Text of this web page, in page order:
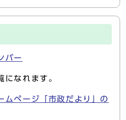
バー
になれます。
ムページ「市政だより」の